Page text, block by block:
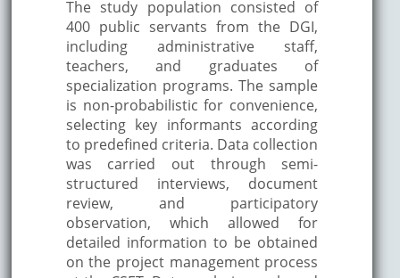
The study population consisted of
400 public servants from the DGI,
including administrative staff,
teachers, and graduates of
specialization programs. The sample
is non-probabilistic for convenience,
selecting key informants according
to predefined criteria. Data collection
was carried out through semi-
structured interviews, document
review, and participatory
observation, which allowed for
detailed information to be obtained
on the project management process